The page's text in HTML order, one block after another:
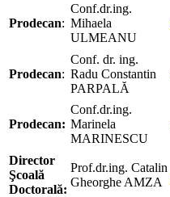
Prodecan:
Conf.dr.ing.
Mihaela
ULMEANU
Prodecan:
Conf. dr. ing.
Radu Constantin
PARPALĂ
Prodecan:
Conf.dr.ing.
Marinela
MARINESCU
Director
Şcoală
Doctorală:
Prof.dr.ing. Catalin
Gheorghe AMZA